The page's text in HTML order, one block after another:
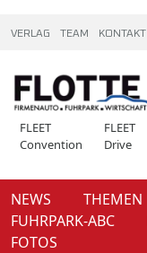
VERLAG TEAM KONTAKT
FLEET
Convention
FLEET
Drive
NEWS THEMEN
FUHRPARK-ABC
FOTOS
News